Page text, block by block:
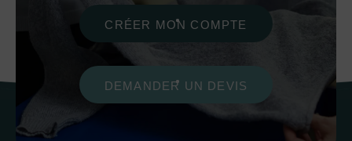
CRÉER MON COMPTE
DEMANDER UN DEVIS